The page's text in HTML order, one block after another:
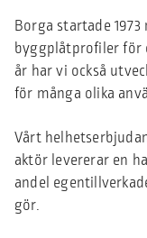
Borga startade
byggplåtprofiler för
år har vi också
för många olika
Vårt
aktör levererar en
andel
gör.